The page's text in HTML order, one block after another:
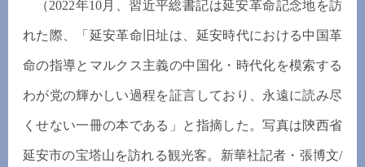
（2022年10月、習近平総書記は延安革命記念地を訪
れた際、「延安革命旧址は、延安時代における中国革
命の指導とマルクス主義の中国化・時代化を模索する
わが党の輝かしい過程を証言しており、永遠に読み尽
くせない一冊の本である」と指摘した。写真は陝西省
延安市の宝塔山を訪れる観光客。新華社記者・張博文/